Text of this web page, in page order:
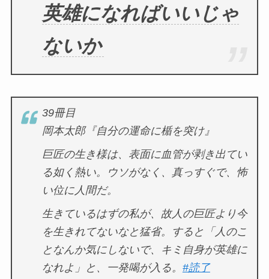
英雄になればいいじゃ
ないか
39冊目
岡本太郎『自分の運命に楯を突け』
巨匠の生き様は、表面に血管が剥き出てい
る如く熱い。ウソがなく、真っすぐで、怖
い位に人間だ。
生きているはずの私が、故人の巨匠より今
を生きれてないなと猛省。すると「人のこ
となんか気にしないで、キミ自身が英雄に
なれよ」と、一発喝が入る。 #読了